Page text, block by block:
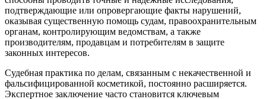
подтверждающие или опровергающие факты нарушений,
оказывая существенную помощь судам, правоохранительным
органам, контролирующим ведомствам, а также
производителям, продавцам и потребителям в защите
законных интересов.
Судебная практика по делам, связанным с некачественной и
фальсифицированной косметикой, постоянно расширяется.
Экспертное заключение часто становится ключевым